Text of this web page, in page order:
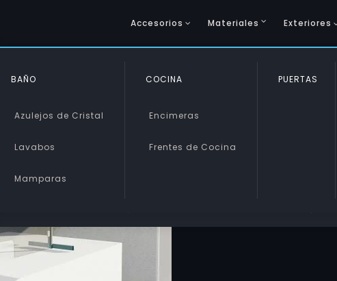
Accesorios Materiales
SINTÉTICOS
Metacrilato
Policarbonato
Exteriores
BAÑO
Azulejos de Cristal
Lavabos
Mamparas
COCINA
Encimeras
Frentes de Cocina
PUERTAS